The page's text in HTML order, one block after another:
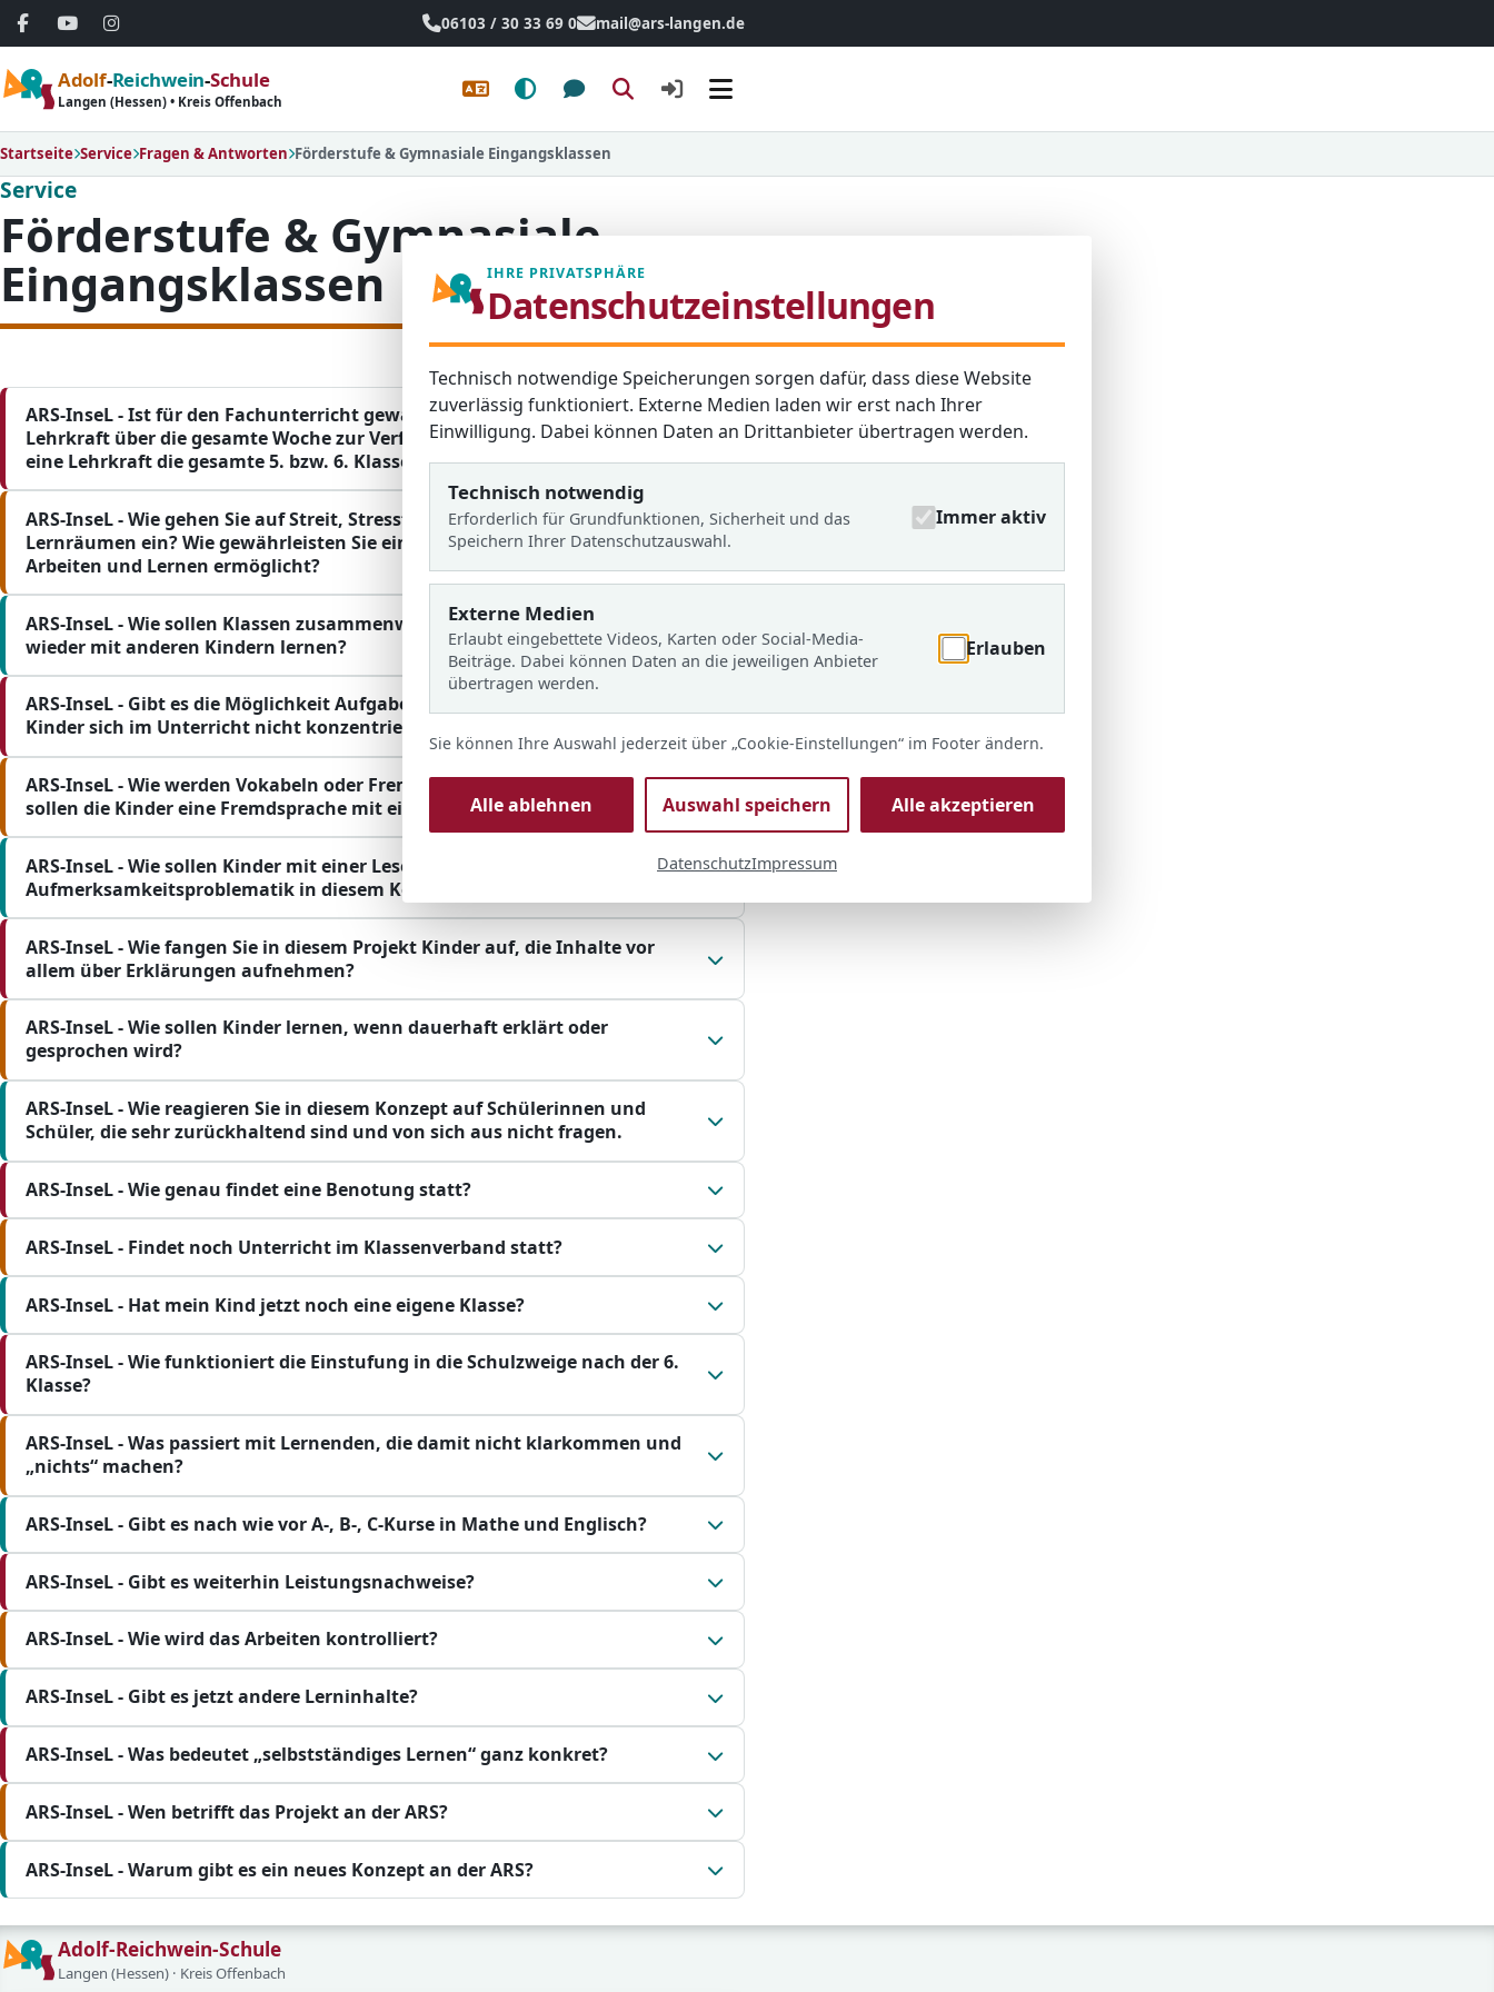
06103 / 30 33 69 0 mail@ars-langen.de
Adolf-Reichwein-Schule
Langen (Hessen) • Kreis Offenbach
Menü
Startseite Service Fragen & Antworten Förderstufe & Gymnasiale Eingangsklassen
Service
Förderstufe & Gymnasiale
Eingangsklassen
ARS-InseL - Ist für den Fachunterricht gewährleistet, dass die gleiche
Lehrkraft über die gesamte Woche zur Verfügung steht? Unterrichtet also
eine Lehrkraft die gesamte 5. bzw. 6. Klasse in Mathematik oder Deutsch?
ARS-InseL - Wie gehen Sie auf Streit, Stressfaktoren oder laute Kinder in den
Lernräumen ein? Wie gewährleisten Sie eine Lernatmosphäre, die allen ein
Arbeiten und Lernen ermöglicht?
ARS-InseL - Wie sollen Klassen zusammenwachsen, wenn die Kinder immer
wieder mit anderen Kindern lernen?
ARS-InseL - Gibt es die Möglichkeit Aufgaben zu Hause zu beenden, wenn
Kinder sich im Unterricht nicht konzentrieren können?
ARS-InseL - Wie werden Vokabeln oder Fremdspracheninhalte gelernt? Wie
sollen die Kinder eine Fremdsprache mit einem Ordner lernen?
ARS-InseL - Wie sollen Kinder mit einer Leseproblematik und / oder einer
Aufmerksamkeitsproblematik in diesem Konzept arbeiten?
ARS-InseL - Wie fangen Sie in diesem Projekt Kinder auf, die Inhalte vor
allem über Erklärungen aufnehmen?
ARS-InseL - Wie sollen Kinder lernen, wenn dauerhaft erklärt oder
gesprochen wird?
ARS-InseL - Wie reagieren Sie in diesem Konzept auf Schülerinnen und
Schüler, die sehr zurückhaltend sind und von sich aus nicht fragen.
ARS-InseL - Wie genau findet eine Benotung statt?
ARS-InseL - Findet noch Unterricht im Klassenverband statt?
ARS-InseL - Hat mein Kind jetzt noch eine eigene Klasse?
ARS-InseL - Wie funktioniert die Einstufung in die Schulzweige nach der 6.
Klasse?
ARS-InseL - Was passiert mit Lernenden, die damit nicht klarkommen und
„nichts“ machen?
ARS-InseL - Gibt es nach wie vor A-, B-, C-Kurse in Mathe und Englisch?
ARS-InseL - Gibt es weiterhin Leistungsnachweise?
ARS-InseL - Wie wird das Arbeiten kontrolliert?
ARS-InseL - Gibt es jetzt andere Lerninhalte?
ARS-InseL - Was bedeutet „selbstständiges Lernen“ ganz konkret?
ARS-InseL - Wen betrifft das Projekt an der ARS?
ARS-InseL - Warum gibt es ein neues Konzept an der ARS?
Adolf-Reichwein-Schule
Langen (Hessen) · Kreis Offenbach
IHRE PRIVATSPHÄRE
Datenschutzeinstellungen
Technisch notwendige Speicherungen sorgen dafür, dass diese Website
zuverlässig funktioniert. Externe Medien laden wir erst nach Ihrer
Einwilligung. Dabei können Daten an Drittanbieter übertragen werden.
Technisch notwendig
Erforderlich für Grundfunktionen, Sicherheit und das
Speichern Ihrer Datenschutzauswahl.
Immer aktiv
Externe Medien
Erlaubt eingebettete Videos, Karten oder Social-Media-
Beiträge. Dabei können Daten an die jeweiligen Anbieter
übertragen werden.
Erlauben
Sie können Ihre Auswahl jederzeit über „Cookie-Einstellungen“ im Footer ändern.
Alle ablehnen Auswahl speichern Alle akzeptieren
DatenschutzImpressum